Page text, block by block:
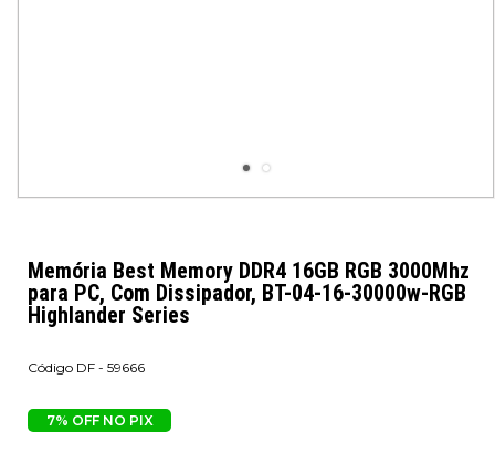
Memória Best Memory DDR4 16GB RGB 3000Mhz
para PC, Com Dissipador, BT-04-16-30000w-RGB
Highlander Series
DF - 59666
7% OFF NO PIX